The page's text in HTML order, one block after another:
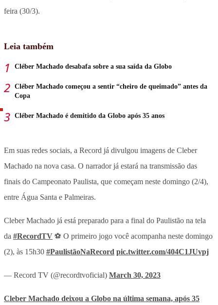
feira (30/3).
Leia também
Cléber Machado desabafa sobre a sua saída da Globo
Cléber Machado começou a sentir “cheiro de queimado” antes da
Copa
Cléber Machado é demitido da Globo após 35 anos
Em suas redes sociais, a Record já divulgou imagens de Cleber
Machado na nova casa. O narrador já estará na transmissão das
finais do Campeonato Paulista, que começam neste domingo (2/4),
entre Água Santa e Palmeiras.
Cleber Machado já está preparado para a final do Paulistão na tela
da #RecordTV ⚽ O primeiro jogo você acompanha neste domingo
(2), às 15h30 #PaulistãoNaRecord pic.twitter.com/404C1JUvpj
— Record TV (@recordtvoficial) March 30, 2023
Cleber Machado deixou a Globo na última semana, após 35